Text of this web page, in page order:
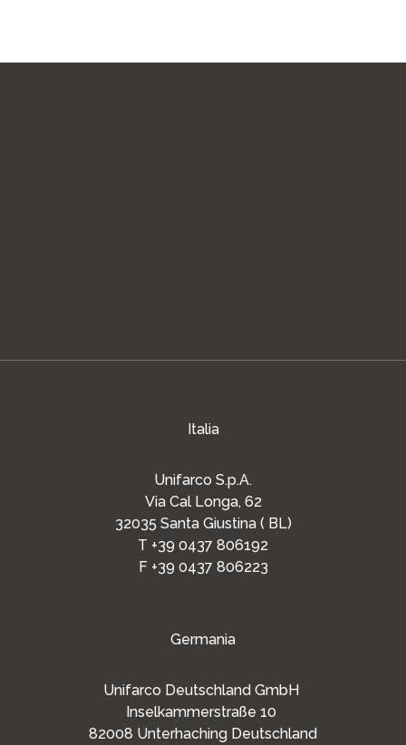
Italia
Unifarco S.p.A.
Via Cal Longa, 62
32035 Santa Giustina ( BL)
T +39 0437 806192
F +39 0437 806223
Germania
Unifarco Deutschland GmbH
Inselkammerstraße 10
82008 Unterhaching Deutschland